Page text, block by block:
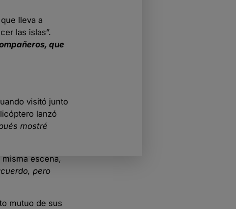
lleva a
las islas”.
que
visitó junto
lanzó
mostré
escena,
pero
mutuo de sus